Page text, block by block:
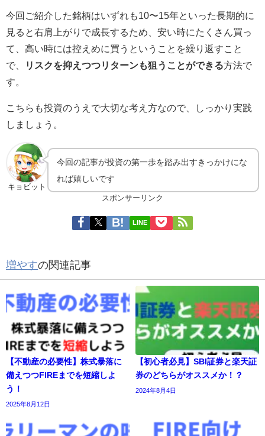
今回ご紹介した銘柄はいずれも10〜15年といった長期的に
見ると右肩上がりで成長するため、安い時にたくさん買っ
て、高い時には控えめに買うということを繰り返すこと
で、
リスクを抑えつつリターンも狙うことができる方法で
す。
こちらも投資のうえで大切な考え方なので、しっかり実践
しましょう。
キョビット
今回の記事が投資の第一歩を踏み出すきっかけにな
れば嬉しいです
スポンサーリンク
LINE
増やすの関連記事
【不動産の必要性】株式暴落に
備えつつFIREまでを短縮しよ
う！
2025年8月12日
【初心者必見】SBI証券と楽天証
券のどちらがオススメか！？
2024年8月4日